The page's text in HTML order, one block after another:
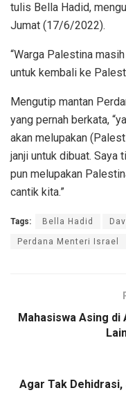
tulis Bella Hadid,
Jumat (17/6/2022).
“Warga Palestina
untuk kembali ke
Mengutip mantan
yang pernah berkata,
akan melupakan
janji untuk dibuat. Saya
pun melupakan
cantik kita.”
Tags: Bella Hadid
Perdana Menteri Israel
Mahasiswa Asing
Agar Tak Dehidrasi,